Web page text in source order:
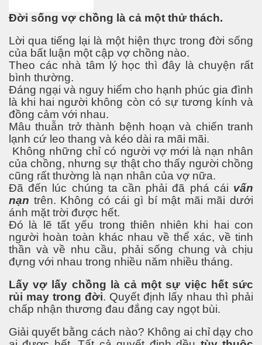
Đời sống vợ chồng là cả một thử thách.
Lời qua tiếng lại là một hiện thực trong đời sống
của bất luận một cập vợ chồng nào.
Theo các nhà tâm lý học thì đây là chuyện rất
bình thường.
Đáng ngại và nguy hiểm cho hạnh phúc gia đình
là khi hai người không còn có sự tương kính và
đồng cảm với nhau.
Mâu thuẫn trở thành bệnh hoạn và chiến tranh
lạnh cứ leo thang và kéo dài ra mãi mãi.
Không những chỉ có người vợ mới là nạn nhân
của chồng, nhưng sự thật cho thấy người chồng
cũng rất thường là nạn nhân của vợ nữa.
Đã đến lúc chúng ta cần phải đã phá cái vấn
nạn trên. Không có cái gì bí mật mãi mãi dưới
ánh mặt trời được hết.
Đó là lẽ tất yếu trong thiên nhiên khi hai con
người hoàn toàn khác nhau về thể xác, về tinh
thần và về nhu cầu, phải sống chung và chịu
đựng với nhau trong nhiều năm nhiều tháng.
Lấy vợ lấy chồng là cả một sự việc hết sức
rủi may trong đời. Quyết định lấy nhau thì phải
chấp nhận thương đau đắng cay ngọt bùi.
Giải quyết bằng cách nào? Không ai chỉ dạy cho
- P 1
thời nay - Phần 1